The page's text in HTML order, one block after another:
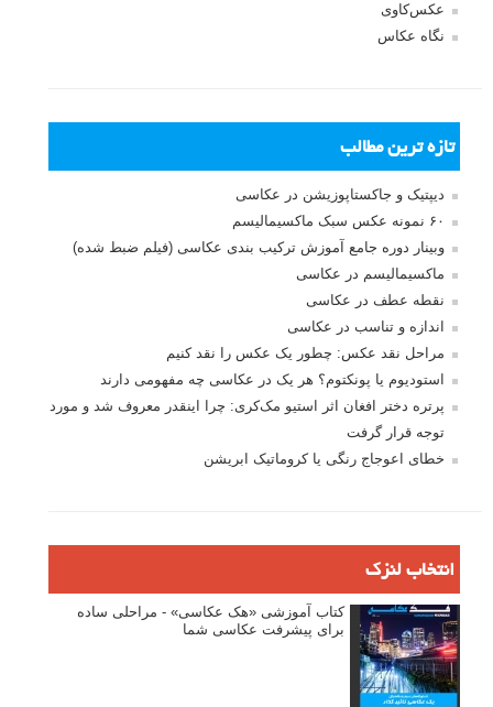
عکس‌کاوی
نگاه عکاس
تازه ترین مطالب
دیپتیک و جاکستا‌پوزیشن در عکاسی
۶۰ نمونه عکس سبک ماکسیمالیسم
وبینار دوره جامع آموزش ترکیب بندی عکاسی (فیلم ضبط شده)
ماکسیمالیسم در عکاسی
نقطه عطف در عکاسی
اندازه و تناسب در عکاسی
مراحل نقد عکس: چطور یک عکس را نقد کنیم
استودیوم یا پونکتوم؟ هر یک در عکاسی چه مفهومی دارند
پرتره دختر افغان اثر استیو مک‌کری: چرا اینقدر معروف شد و مورد
توجه قرار گرفت
خطای اعوجاج رنگی یا کروماتیک ابریشن
انتخاب لنزک
کتاب آموزشی «هک عکاسی» - مراحلی ساده
برای پیشرفت عکاسی شما